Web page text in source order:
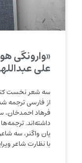
«وارونگی
علی
سه شعر نخست
از فارسی ترجمه
فرهاد احمدخان،
داشته‌اند.
یان واگنر، سه
با نظارت شاعر